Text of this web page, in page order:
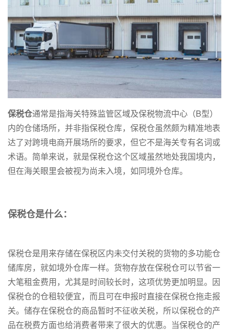
保税仓通常是指海关特殊监管区域及保税物流中心（B型）
内的仓储场所，并非指保税仓库，保税仓虽然颇为精准地表
达了对跨境电商开展场所的要求，但它不是海关专有名词或
术语。简单来说，就是保税仓这个区域虽然地处我国境内，
但在海关眼里会被视为尚未入境，如同境外仓库。
保税仓是什么：
保税仓是用来存储在保税区内未交付关税的货物的多功能仓
储库房，就如境外仓库一样。货物存放在保税仓可以节省一
大笔租金费用，尤其是时间较长时，这项优势更加明显。因
保税仓的仓租较便宜，而且可在申报时直接在保税仓拖走报
关。储存在保税仓的商品暂时不征收关税，所以保税仓的产
品在税费方面也给消费者带来了很大的优惠。当保税仓的产